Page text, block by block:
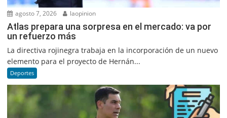
agosto 7, 2026 laopinion
Atlas prepara una sorpresa en el mercado: va por
un refuerzo más
La directiva rojinegra trabaja en la incorporación de un nuevo
elemento para el proyecto de Hernán...
Deportes